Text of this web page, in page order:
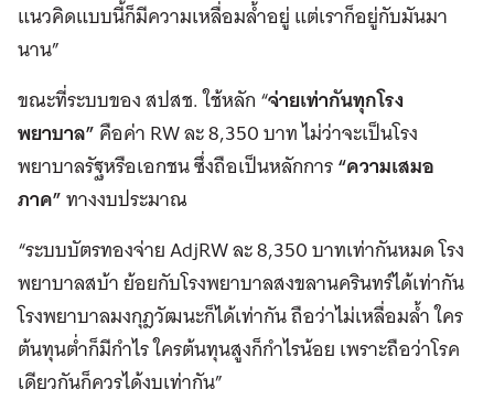
แนวคิดแบบนี้ก็มีความเหลื่อมล้ำอยู่ แต่เราก็อยู่กับมันมา
นาน”
ขณะที่ระบบของ สปสช. ใช้หลัก “จ่ายเท่ากันทุกโรง
พยาบาล”คือค่า RW ละ 8,350 บาท ไม่ว่าจะเป็นโรง
พยาบาลรัฐหรือเอกชน ซึ่งถือเป็นหลักการ“ความเสมอ
ภาค”ทางงบประมาณ
“ระบบบัตรทองจ่าย AdjRW ละ 8,350 บาทเท่ากันหมด โรง
พยาบาลสบ้า ย้อยกับโรงพยาบาลสงขลานครินทร์ได้เท่ากัน
โรงพยาบาลมงกุฎวัฒนะก็ได้เท่ากัน ถือว่าไม่เหลื่อมล้ำ ใคร
ต้นทุนต่ำก็มีกำไร ใครต้นทุนสูงก็กำไรน้อย เพราะถือว่าโรค
เดียวกันก็ควรได้งบเท่ากัน”